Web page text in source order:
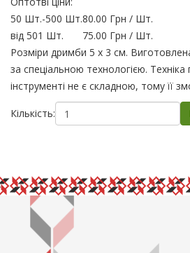
50 Шт.-500 Шт.80.00 Грн / Шт.
від 501 Шт.
75.00 Грн / Шт.
Розміри дримби 5 х 3 см.
за спеціальною технологією.
інструменті не є складною, тому її
Кількість: